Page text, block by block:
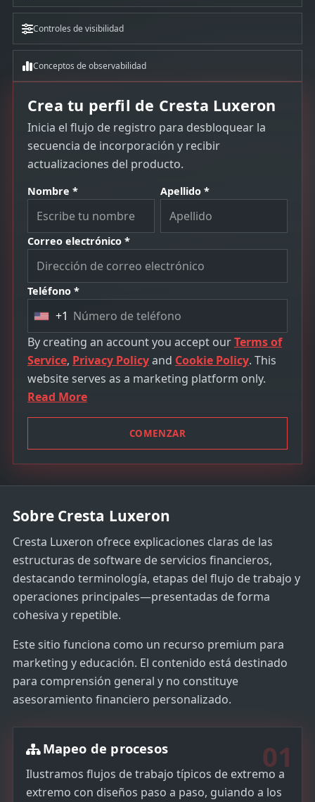
Controles de visibilidad
Conceptos de observabilidad
Crea tu perfil de Cresta Luxeron
Inicia el flujo de registro para desbloquear la
secuencia de incorporación y recibir
actualizaciones del producto.
Nombre * Apellido *
Correo electrónico *
Teléfono *
U
n
i
t
e
t
a
t
s
+
1
+1
By creating an account you accept ourTerms of
Service, Privacy Policyand Cookie Policy. This
website serves as a marketing platform only.
Read More
COMENZAR
Sobre Cresta Luxeron
Cresta Luxeron ofrece explicaciones claras de las
estructuras de software de servicios financieros,
destacando terminología, etapas del flujo de trabajo y
operaciones principales—presentadas de forma
cohesiva y repetible.
Este sitio funciona como un recurso premium para
marketing y educación. El contenido está destinado
para comprensión general y no constituye
asesoramiento financiero personalizado.
01
Mapeo de procesos
Ilustramos flujos de trabajo típicos de extremo a
extremo con diseños paso a paso, guiando a los